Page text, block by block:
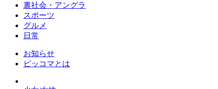
裏社会・アングラ
スポーツ
グルメ
日常
お知らせ
ピッコマとは